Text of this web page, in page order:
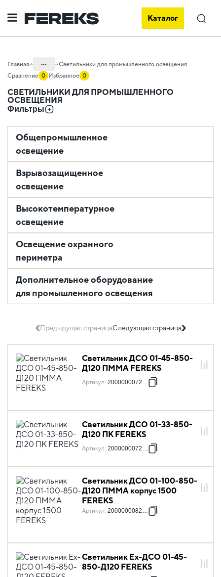
Каталог Поиск
Главная ...
Каталог
Проектное освещение FEREKS
Светильники для промышленного освещения
Сравнение 0 Избранное 0
СВЕТИЛЬНИКИ ДЛЯ ПРОМЫШЛЕННОГО
ОСВЕЩЕНИЯ
Фильтры
Общепромышленное
освещение
Взрывозащищенное
освещение
Высокотемпературное
освещение
Освещение охранного
периметра
Дополнительное оборудование
для промышленного освещения
Предыдущая страницаСледующая страница
Светильник ДСО 01-45-850-
Д120 ПММА FEREKS
Артикул: 2000000072333
Светильник ДСО 01-33-850-
Д120 ПК FEREKS
Артикул: 2000000072753
Светильник ДСО 01-100-850-
Д120 ПММА корпус 1500
FEREKS
Артикул: 2000000082790
Светильник Ex-ДСО 01-45-
850-Д120 FEREKS